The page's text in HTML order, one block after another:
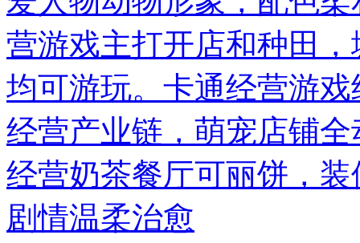
营游戏主打开店和种田
均可游玩。卡通经营游
经营产业链，萌宠店铺
经营奶茶餐厅可丽饼，
剧情温柔治愈